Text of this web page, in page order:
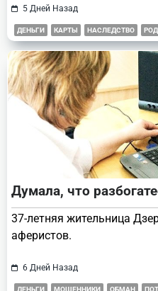
5 Дней Назад
ДЕНЬГИ КАРТЫ НАСЛЕДСТВО
Думала, что
37-летняя жительница
аферистов.
6 Дней Назад
ДЕНЬГИ МОШЕННИКИ ОБМАН